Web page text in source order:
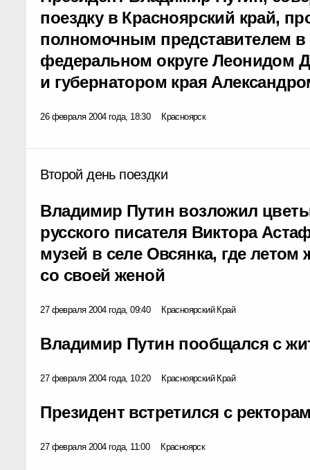
поездку в Красноярский край,
полномочным представителем
федеральном округе Леонидом
и губернатором края
26 февраля 2004 года, 18:30 Красноярск
Второй день поездки
Владимир Путин возложил
русского писателя Виктора
музей в селе Овсянка, где летом
со своей женой
27 февраля 2004 года, 09:40 Красноярский Край
Владимир Путин пообщался с
27 февраля 2004 года, 10:20 Красноярский Край
Президент встретился с
27 февраля 2004 года, 11:00 Красноярск